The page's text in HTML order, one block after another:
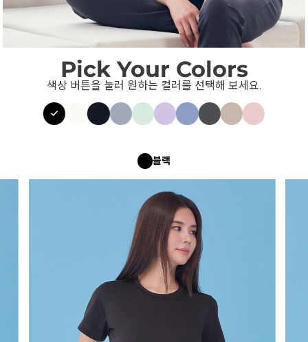
Pick Your Colors
색상 버튼을 눌러 원하는 컬러를 선택해 보세요.
블랙